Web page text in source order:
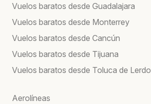
Vuelos baratos desde Guadalajara
Vuelos baratos desde Monterrey
Vuelos baratos desde Cancún
Vuelos baratos desde Tijuana
Vuelos baratos desde Toluca de Lerdo
Aerolíneas